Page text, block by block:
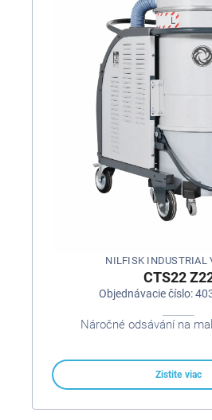
NILFISK INDUSTRIAL
CTS22
Objednávacie číslo:
Náročné odsávání na
Zistite viac